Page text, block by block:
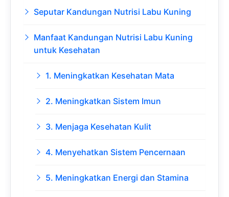
Seputar Kandungan Nutrisi Labu Kuning
Manfaat Kandungan Nutrisi Labu Kuning
untuk Kesehatan
1. Meningkatkan Kesehatan Mata
2. Meningkatkan Sistem Imun
3. Menjaga Kesehatan Kulit
4. Menyehatkan Sistem Pencernaan
5. Meningkatkan Energi dan Stamina